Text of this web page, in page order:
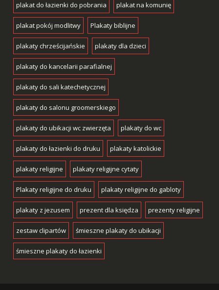
plakat do łazienki do pobrania plakat na komunię
plakat pokój modlitwy Plakaty biblijne
plakaty chrześcijańskie plakaty dla dzieci
plakaty do kancelarii parafialnej
plakaty do sali katechetycznej
plakaty do salonu groomerskiego
plakaty do ubikacji wc zwierzęta plakaty do wc
plakaty do łazienki do druku plakaty katolickie
plakaty religijne plakaty religijne cytaty
Plakaty religijne do druku plakaty religijne do gabloty
plakaty z jezusem prezent dla księdza prezenty religijne
zestaw clipartów śmieszne plakaty do ubikacji
śmieszne plakaty do łazienki